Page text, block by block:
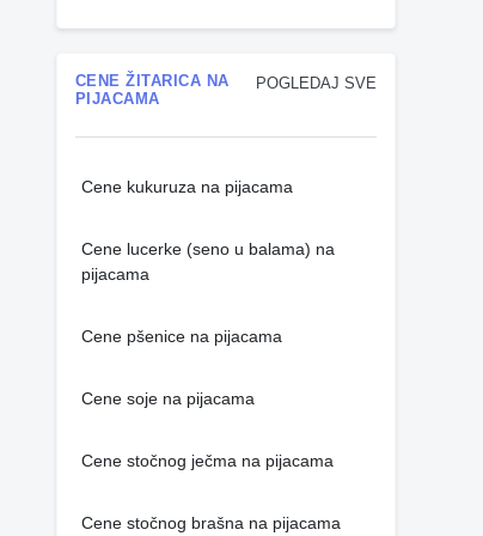
POGLEDAJ SVE
CENE ŽITARICA NA
PIJACAMA
Cene kukuruza na pijacama
Cene lucerke (seno u balama) na
pijacama
Cene pšenice na pijacama
Cene soje na pijacama
Cene stočnog ječma na pijacama
Cene stočnog brašna na pijacama